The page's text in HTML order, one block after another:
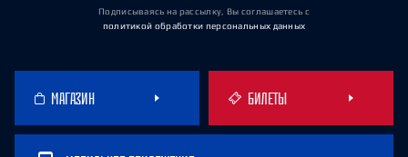
Подписываясь на рассылку, Вы соглашаетесь с
политикой обработки персональных данных
МАГАЗИН БИЛЕТЫ